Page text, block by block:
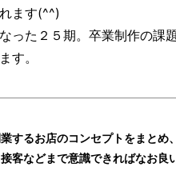
ます(^^)
った２５期。卒業制作の課
す。
するお店のコンセプトをまとめ
客などまで意識できればなお良い